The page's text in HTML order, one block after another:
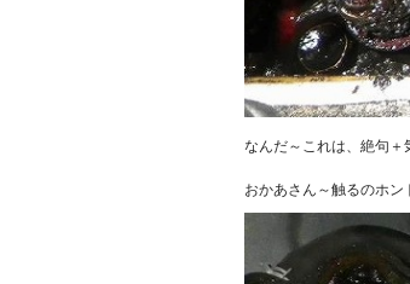
なんだ～これは、絶句
おかあさん～触るのホン